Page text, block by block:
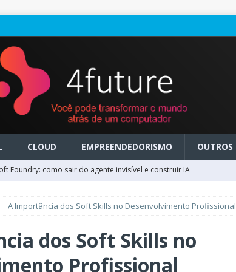
CLOUD EMPREENDEDORISMO OUTROS
Foundry: como sair do agente invisível e construir IA
migrar do clássico sem transformar IA em dívida
como desenhar experiências de voz em tempo
A Importância dos Soft Skills no Desenvolvimento Profissional
dos Soft Skills no
Profissional